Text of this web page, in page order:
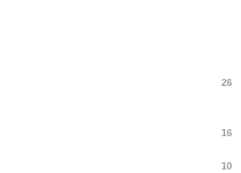
26
16
10